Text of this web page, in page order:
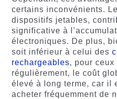
certains inconvénients.
dispositifs jetables,
significative à
électroniques. De plus,
soit inférieur à celui des
rechargeables, pour
régulièrement, le coût
élevé à long terme, car il
acheter fréquemment de